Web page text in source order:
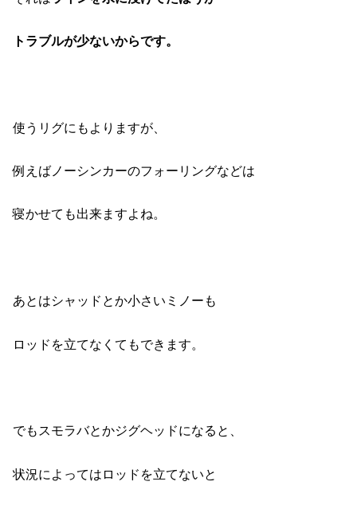
トラブルが少ないからです。
使うリグにもよりますが、
例えばノーシンカーのフォーリングなどは
寝かせても出来ますよね。
あとはシャッドとか小さいミノーも
ロッドを立てなくてもできます。
でもスモラバとかジグヘッドになると、
状況によってはロッドを立てないと